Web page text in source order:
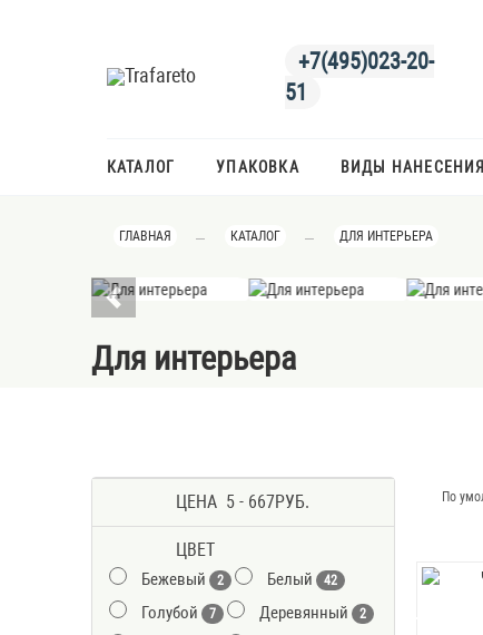
+7(495)023-20-
51
КАТАЛОГ УПАКОВКА ВИДЫ НАНЕСЕНИЯ
ГЛАВНАЯ КАТАЛОГ ДЛЯ ИНТЕРЬЕРА
Для интерьера
ЦЕНА 5 - 667РУБ.
ЦВЕТ
Бежевый 2 Белый 42
Голубой 7 Деревянный 2